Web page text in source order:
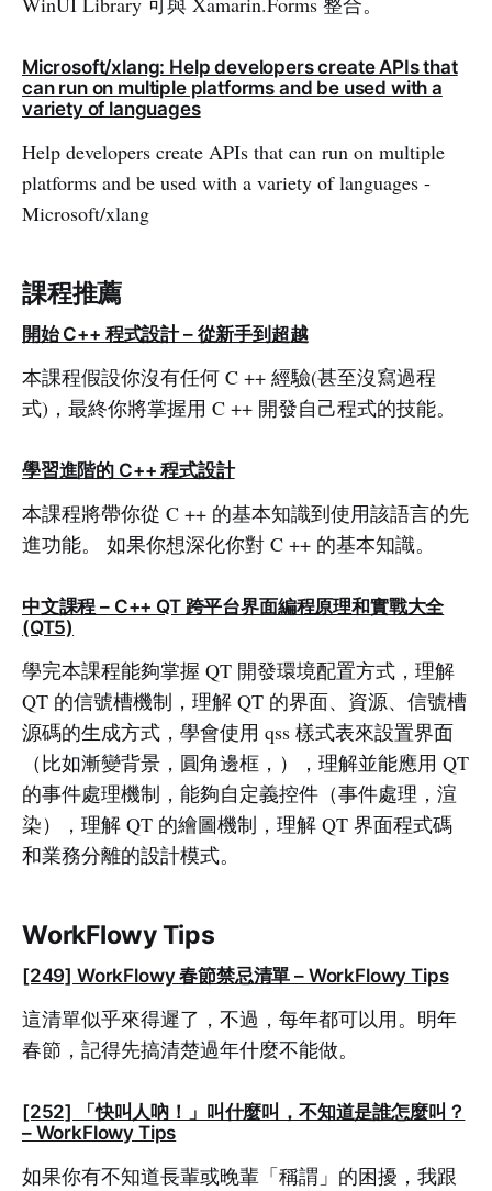
Microsoft/xlang: Help developers create APIs that
can run on multiple platforms and be used with a
variety of languages
Help developers create APIs that can run on multiple
platforms and be used with a variety of languages -
Microsoft/xlang
課程推薦
開始 C++ 程式設計 – 從新手到超越
本課程假設你沒有任何 C ++ 經驗(甚至沒寫過程
式)，最終你將掌握用 C ++ 開發自己程式的技能。
學習進階的 C++ 程式設計
本課程將帶你從 C ++ 的基本知識到使用該語言的先
進功能。 如果你想深化你對 C ++ 的基本知識。
中文課程 – C++ QT 跨平台界面編程原理和實戰大全
(QT5)
學完本課程能夠掌握 QT 開發環境配置方式，理解
QT 的信號槽機制，理解 QT 的界面、資源、信號槽
源碼的生成方式，學會使用 qss 樣式表來設置界面
（比如漸變背景，圓角邊框，），理解並能應用 QT
的事件處理機制，能夠自定義控件（事件處理，渲
染），理解 QT 的繪圖機制，理解 QT 界面程式碼
和業務分離的設計模式。
WorkFlowy Tips
[249] WorkFlowy 春節禁忌清單 – WorkFlowy Tips
這清單似乎來得遲了，不過，每年都可以用。明年
春節，記得先搞清楚過年什麼不能做。
[252] 「快叫人吶！」叫什麼叫，不知道是誰怎麼叫？
– WorkFlowy Tips
如果你有不知道長輩或晚輩「稱謂」的困擾，我跟